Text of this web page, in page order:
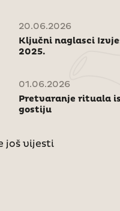
20.06.2026
Ključni naglasci
2025.
01.06.2026
Pretvaranje rituala
gostiju
još vijesti